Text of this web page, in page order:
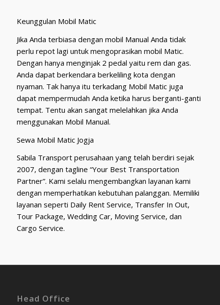
Keunggulan Mobil Matic
Jika Anda terbiasa dengan mobil Manual Anda tidak
perlu repot lagi untuk mengoprasikan mobil Matic.
Dengan hanya menginjak 2 pedal yaitu rem dan gas.
Anda dapat berkendara berkeliling kota dengan
nyaman. Tak hanya itu terkadang Mobil Matic juga
dapat mempermudah Anda ketika harus berganti-ganti
tempat. Tentu akan sangat melelahkan jika Anda
menggunakan Mobil Manual.
Sewa Mobil Matic Jogja
Sabila Transport perusahaan yang telah berdiri sejak
2007, dengan tagline “Your Best Transportation
Partner”. Kami selalu mengembangkan layanan kami
dengan memperhatikan kebutuhan palanggan. Memiliki
layanan seperti Daily Rent Service, Transfer In Out,
Tour Package, Wedding Car, Moving Service, dan
Cargo Service.
Head Office